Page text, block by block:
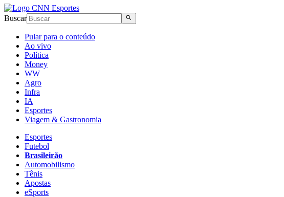
Buscar
Pular para o conteúdo
Ao vivo
Política
Money
WW
Agro
Infra
IA
Esportes
Viagem & Gastronomia
Esportes
Futebol
Brasileirão
Automobilismo
Tênis
Apostas
eSports